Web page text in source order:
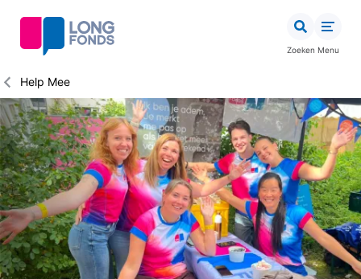
inhoud
Zoeken Menu
Kruimelpad
Help Mee